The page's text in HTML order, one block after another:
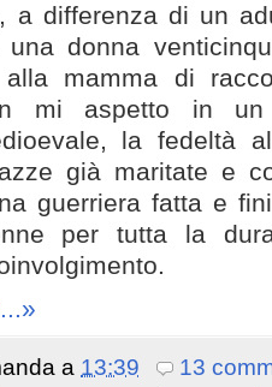
a differenza di un
donna
alla mamma di
mi aspetto in
la fedeltà
già maritate e
guerriera fatta e
per tutta la
a 13:39
13